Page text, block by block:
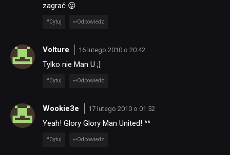
zagrać 😛
Cytuj Odpowiedz
Volture 16 lutego 2010 o 20:42
Tylko nie Man U ;]
Cytuj Odpowiedz
Wookie3e 17 lutego 2010 o 01:52
Yeah! Glory Glory Man United! ^^
Cytuj Odpowiedz